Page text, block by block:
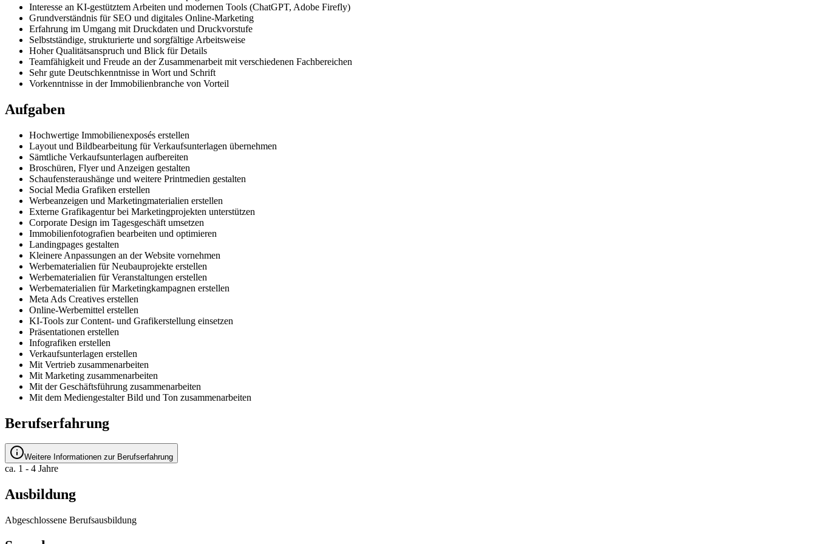
Interesse an KI-gestütztem Arbeiten und modernen Tools (ChatGPT, Adobe Firefly)
Grundverständnis für SEO und digitales Online-Marketing
Erfahrung im Umgang mit Druckdaten und Druckvorstufe
Selbstständige, strukturierte und sorgfältige Arbeitsweise
Hoher Qualitätsanspruch und Blick für Details
Teamfähigkeit und Freude an der Zusammenarbeit mit verschiedenen Fachbereichen
Sehr gute Deutschkenntnisse in Wort und Schrift
Vorkenntnisse in der Immobilienbranche von Vorteil
Aufgaben
Hochwertige Immobilienexposés erstellen
Layout und Bildbearbeitung für Verkaufsunterlagen übernehmen
Sämtliche Verkaufsunterlagen aufbereiten
Broschüren, Flyer und Anzeigen gestalten
Schaufensteraushänge und weitere Printmedien gestalten
Social Media Grafiken erstellen
Werbeanzeigen und Marketingmaterialien erstellen
Externe Grafikagentur bei Marketingprojekten unterstützen
Corporate Design im Tagesgeschäft umsetzen
Immobilienfotografien bearbeiten und optimieren
Landingpages gestalten
Kleinere Anpassungen an der Website vornehmen
Werbematerialien für Neubauprojekte erstellen
Werbematerialien für Veranstaltungen erstellen
Werbematerialien für Marketingkampagnen erstellen
Meta Ads Creatives erstellen
Online-Werbemittel erstellen
KI-Tools zur Content- und Grafikerstellung einsetzen
Präsentationen erstellen
Infografiken erstellen
Verkaufsunterlagen erstellen
Mit Vertrieb zusammenarbeiten
Mit Marketing zusammenarbeiten
Mit der Geschäftsführung zusammenarbeiten
Mit dem Mediengestalter Bild und Ton zusammenarbeiten
Berufserfahrung
Weitere Informationen zur Berufserfahrung
ca. 1 - 4 Jahre
Ausbildung
Abgeschlossene Berufsausbildung